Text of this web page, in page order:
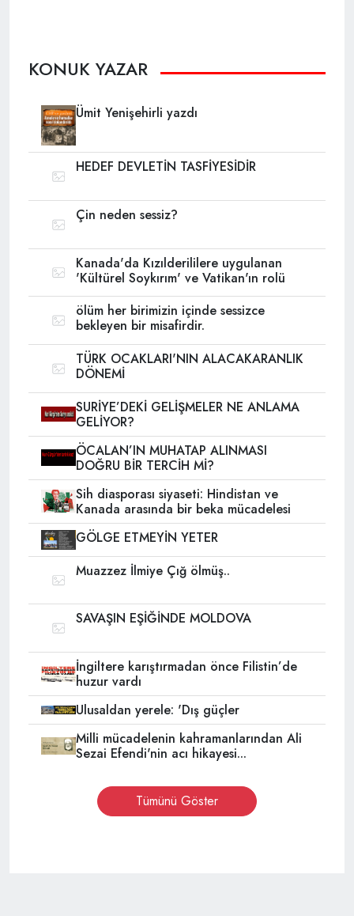
KONUK YAZAR
Ümit Yenişehirli yazdı
HEDEF DEVLETİN TASFİYESİDİR
Çin neden sessiz?
Kanada'da Kızılderililere uygulanan
'Kültürel Soykırım' ve Vatikan'ın rolü
ölüm her birimizin içinde sessizce
bekleyen bir misafirdir.
TÜRK OCAKLARI'NIN ALACAKARANLIK
DÖNEMİ
SURİYE’DEKİ GELİŞMELER NE ANLAMA
GELİYOR?
ÖCALAN’IN MUHATAP ALINMASI
DOĞRU BİR TERCİH Mİ?
Sih diasporası siyaseti: Hindistan ve
Kanada arasında bir beka mücadelesi
GÖLGE ETMEYİN YETER
Muazzez İlmiye Çığ ölmüş..
SAVAŞIN EŞİĞİNDE MOLDOVA
İngiltere karıştırmadan önce Filistin’de
huzur vardı
Ulusaldan yerele: 'Dış güçler
Milli mücadelenin kahramanlarından Ali
Sezai Efendi'nin acı hikayesi...
Tümünü Göster